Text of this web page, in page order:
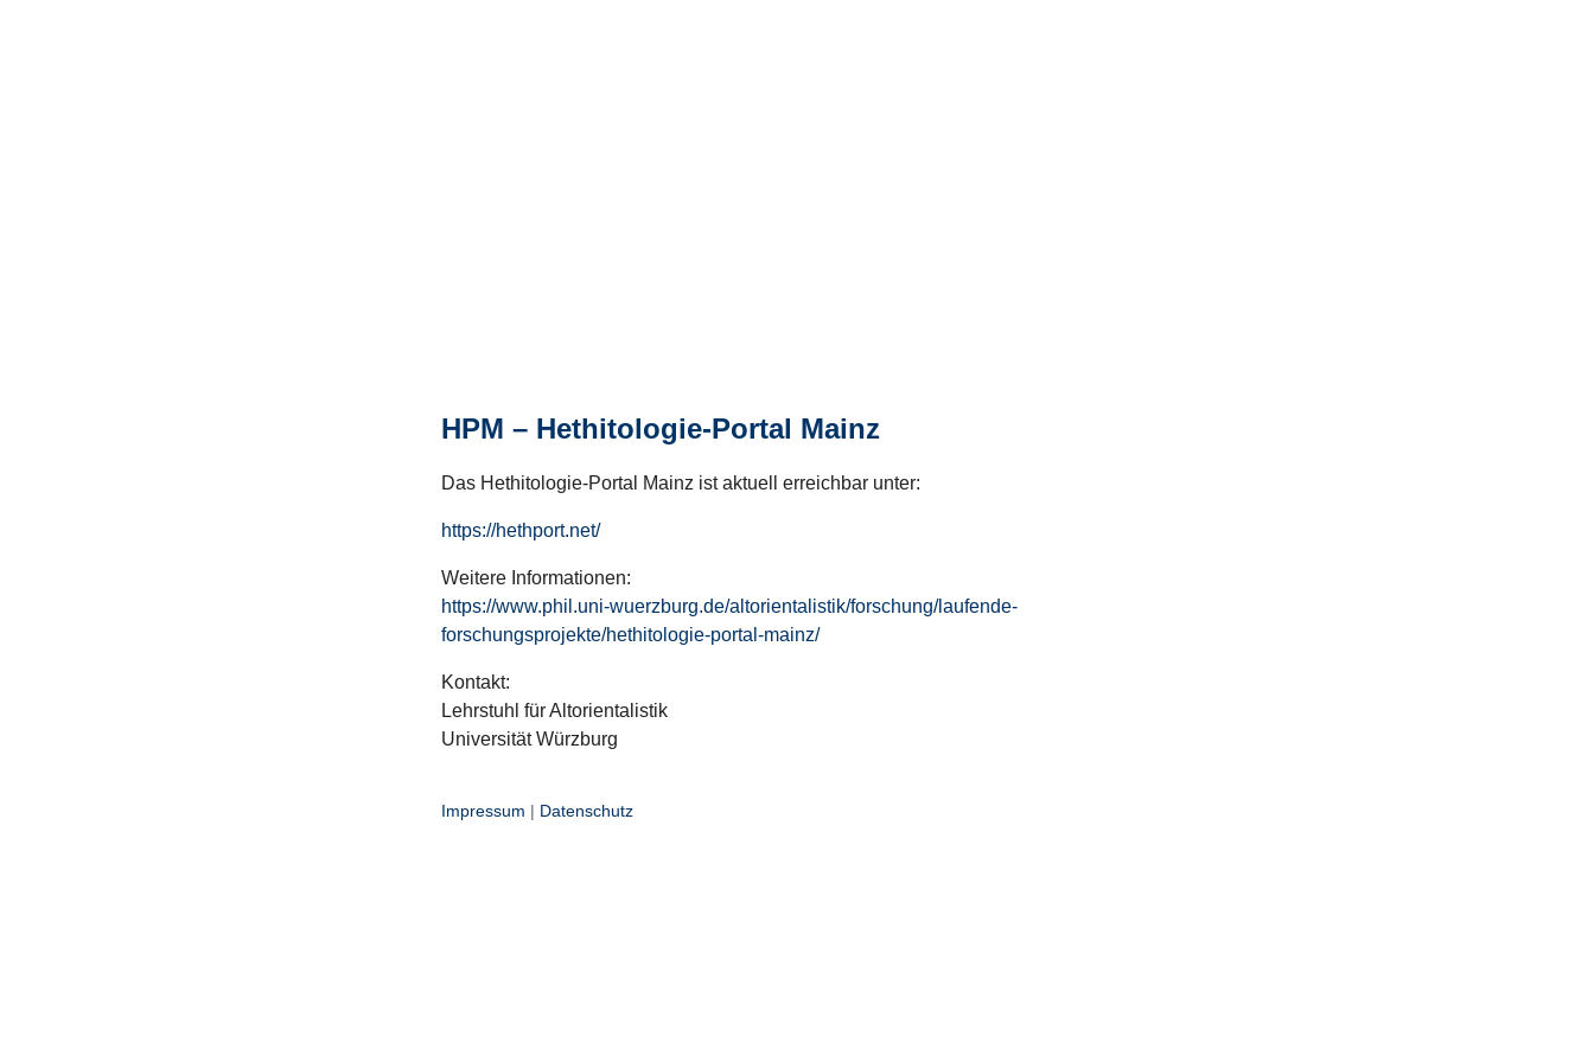
HPM – Hethitologie-Portal Mainz
Das Hethitologie-Portal Mainz ist aktuell erreichbar unter:
https://hethport.net/
Weitere Informationen:
https://www.phil.uni-wuerzburg.de/altorientalistik/forschung/laufende-
forschungsprojekte/hethitologie-portal-mainz/
Kontakt:
Lehrstuhl für Altorientalistik
Universität Würzburg
Impressum | Datenschutz